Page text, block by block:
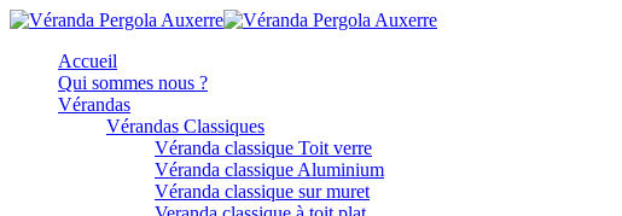
Accueil
Qui sommes nous ?
Vérandas
Vérandas Classiques
Véranda classique Toit verre
Véranda classique Aluminium
Véranda classique sur muret